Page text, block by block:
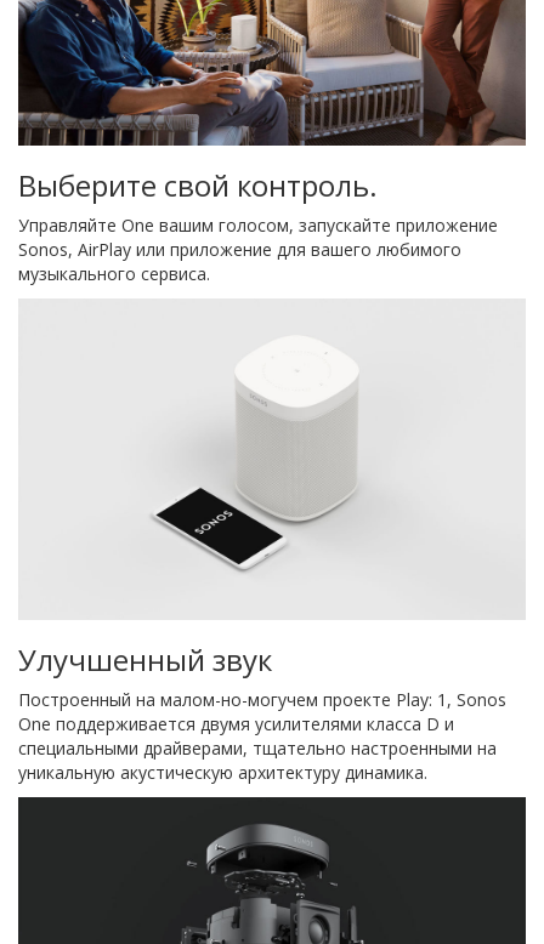
Выберите свой контроль.
Управляйте One вашим голосом, запускайте приложение
Sonos, AirPlay или приложение для вашего любимого
музыкального сервиса.
Улучшенный звук
Построенный на малом-но-могучем проекте Play: 1, Sonos
One поддерживается двумя усилителями класса D и
специальными драйверами, тщательно настроенными на
уникальную акустическую архитектуру динамика.